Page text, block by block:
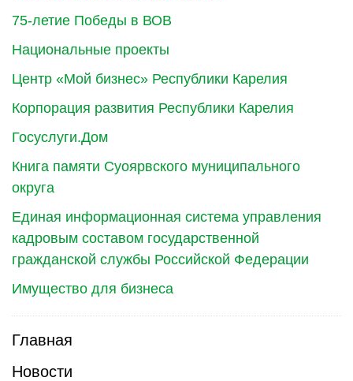
75-летие Победы в ВОВ
Национальные проекты
Центр «Мой бизнес» Республики Карелия
Корпорация развития Республики Карелия
Госуслуги.Дом
Книга памяти Суоярвского муниципального
округа
Единая информационная система управления
кадровым составом государственной
гражданской службы Российской Федерации
Имущество для бизнеса
Главная
Новости